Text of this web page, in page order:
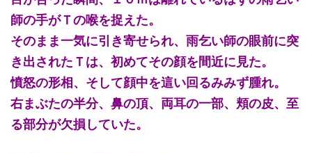
師の手がＴの喉を捉えた。
そのまま一気に引き寄せられ、雨乞い師の眼前に突
き出されたＴは、初めてその顔を間近に見た。
憤怒の形相、そして顔中を這い回るみみず腫れ。
右まぶたの半分、鼻の頂、両耳の一部、頬の皮、至
る部分が欠損していた。